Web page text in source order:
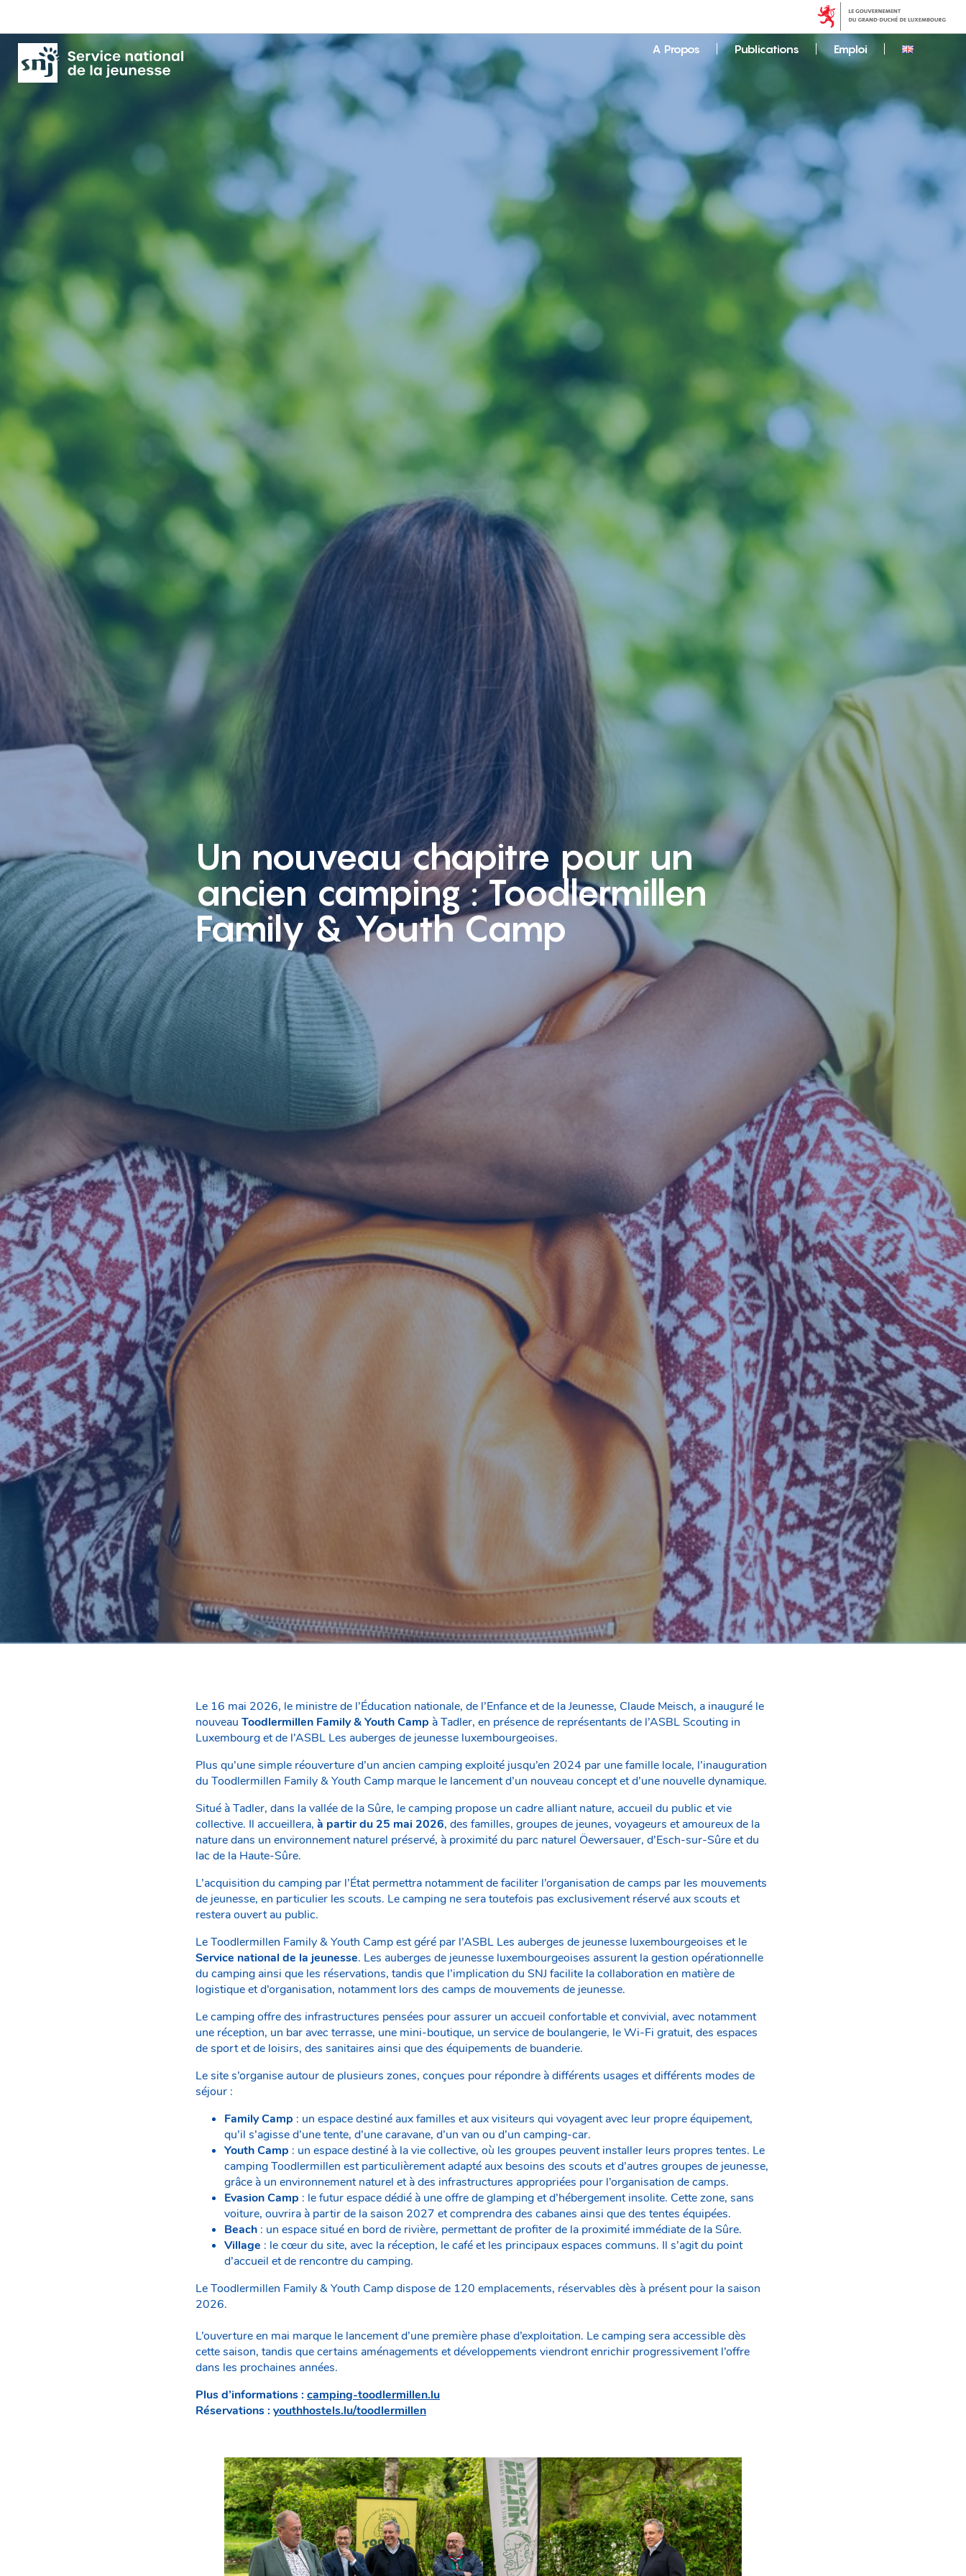
A Propos Publications Emploi
Un nouveau chapitre pour un
ancien camping : Toodlermillen
Family & Youth Camp
Le 16 mai 2026, le ministre de l’Éducation nationale, de l’Enfance et de la Jeunesse, Claude Meisch, a inauguré le
nouveau Toodlermillen Family & Youth Camp à Tadler, en présence de représentants de l’ASBL Scouting in
Luxembourg et de l’ASBL Les auberges de jeunesse luxembourgeoises.
Plus qu’une simple réouverture d’un ancien camping exploité jusqu’en 2024 par une famille locale, l’inauguration
du Toodlermillen Family & Youth Camp marque le lancement d’un nouveau concept et d’une nouvelle dynamique.
Situé à Tadler, dans la vallée de la Sûre, le camping propose un cadre alliant nature, accueil du public et vie
collective. Il accueillera, à partir du 25 mai 2026, des familles, groupes de jeunes, voyageurs et amoureux de la
nature dans un environnement naturel préservé, à proximité du parc naturel Öewersauer, d’Esch-sur-Sûre et du
lac de la Haute-Sûre.
L’acquisition du camping par l’État permettra notamment de faciliter l’organisation de camps par les mouvements
de jeunesse, en particulier les scouts. Le camping ne sera toutefois pas exclusivement réservé aux scouts et
restera ouvert au public.
Le Toodlermillen Family & Youth Camp est géré par l’ASBL Les auberges de jeunesse luxembourgeoises et le
Service national de la jeunesse. Les auberges de jeunesse luxembourgeoises assurent la gestion opérationnelle
du camping ainsi que les réservations, tandis que l’implication du SNJ facilite la collaboration en matière de
logistique et d’organisation, notamment lors des camps de mouvements de jeunesse.
Le camping offre des infrastructures pensées pour assurer un accueil confortable et convivial, avec notamment
une réception, un bar avec terrasse, une mini-boutique, un service de boulangerie, le Wi-Fi gratuit, des espaces
de sport et de loisirs, des sanitaires ainsi que des équipements de buanderie.
Le site s’organise autour de plusieurs zones, conçues pour répondre à différents usages et différents modes de
séjour :
Family Camp : un espace destiné aux familles et aux visiteurs qui voyagent avec leur propre équipement,
qu’il s’agisse d’une tente, d’une caravane, d’un van ou d’un camping-car.
Youth Camp : un espace destiné à la vie collective, où les groupes peuvent installer leurs propres tentes. Le
camping Toodlermillen est particulièrement adapté aux besoins des scouts et d’autres groupes de jeunesse,
grâce à un environnement naturel et à des infrastructures appropriées pour l’organisation de camps.
Evasion Camp : le futur espace dédié à une offre de glamping et d’hébergement insolite. Cette zone, sans
voiture, ouvrira à partir de la saison 2027 et comprendra des cabanes ainsi que des tentes équipées.
Beach : un espace situé en bord de rivière, permettant de profiter de la proximité immédiate de la Sûre.
Village : le cœur du site, avec la réception, le café et les principaux espaces communs. Il s’agit du point
d’accueil et de rencontre du camping.
Le Toodlermillen Family & Youth Camp dispose de 120 emplacements, réservables dès à présent pour la saison
2026.
L’ouverture en mai marque le lancement d’une première phase d’exploitation. Le camping sera accessible dès
cette saison, tandis que certains aménagements et développements viendront enrichir progressivement l’offre
dans les prochaines années.
Plus d’informations : camping-toodlermillen.lu
Réservations : youthhostels.lu/toodlermillen